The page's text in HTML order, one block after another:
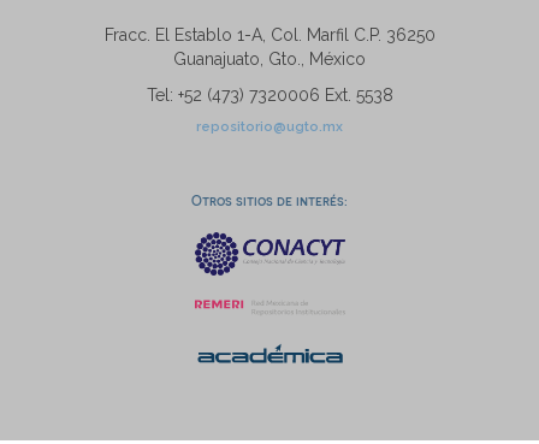
Fracc. El Establo 1-A, Col. Marfil C.P. 36250
Guanajuato, Gto., México
Tel: +52 (473) 7320006 Ext. 5538
repositorio@ugto.mx
Otros sitios de interés: